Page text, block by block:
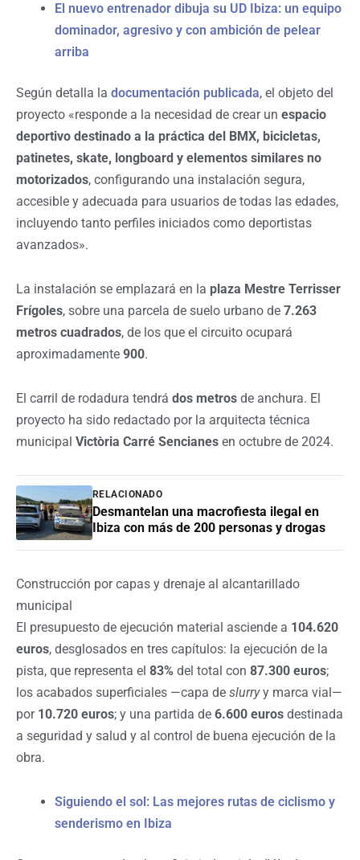
El nuevo entrenador dibuja su UD Ibiza: un equipo
dominador, agresivo y con ambición de pelear
arriba
Según detalla la documentación publicada, el objeto del
proyecto «responde a la necesidad de crear un espacio
deportivo destinado a la práctica del BMX, bicicletas,
patinetes, skate, longboard y elementos similares no
motorizados, configurando una instalación segura,
accesible y adecuada para usuarios de todas las edades,
incluyendo tanto perfiles iniciados como deportistas
avanzados».
La instalación se emplazará en la plaza Mestre Terrisser
Frígoles, sobre una parcela de suelo urbano de 7.263
metros cuadrados, de los que el circuito ocupará
aproximadamente 900.
El carril de rodadura tendrá dos metros de anchura. El
proyecto ha sido redactado por la arquitecta técnica
municipal Victòria Carré Sencianes en octubre de 2024.
RELACIONADO
Desmantelan una macrofiesta ilegal en
Ibiza con más de 200 personas y drogas
Construcción por capas y drenaje al alcantarillado
municipal
El presupuesto de ejecución material asciende a 104.620
euros, desglosados en tres capítulos: la ejecución de la
pista, que representa el 83% del total con 87.300 euros;
los acabados superficiales —capa de slurryy marca vial—
por 10.720 euros; y una partida de 6.600 euros destinada
a seguridad y salud y al control de buena ejecución de la
obra.
Siguiendo el sol: Las mejores rutas de ciclismo y
senderismo en Ibiza